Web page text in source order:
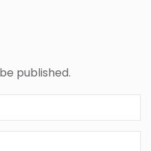
published.